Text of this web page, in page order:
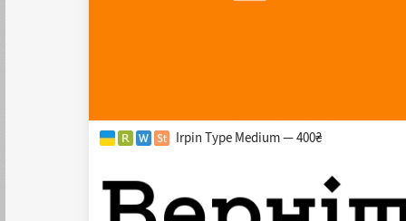
Irpin Type Medium — 400₴